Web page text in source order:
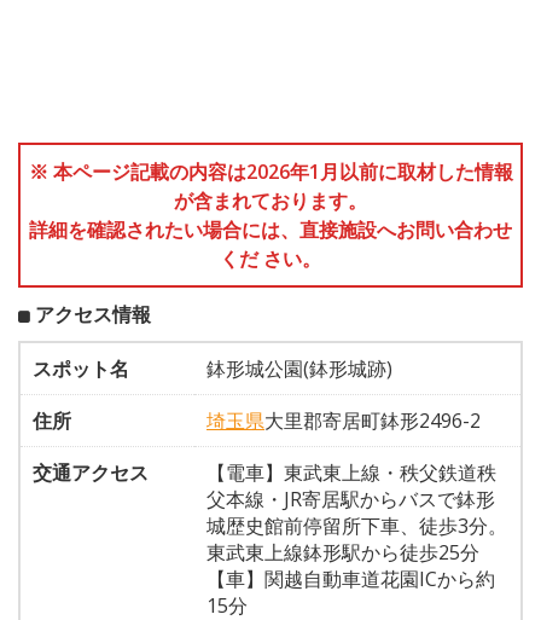
※ 本ページ記載の内容は2026年1月以前に取材した情報
が含まれております。
詳細を確認されたい場合には、直接施設へお問い合わせ
くだ さい。
アクセス情報
スポット名
鉢形城公園(鉢形城跡)
住所
埼玉県大里郡寄居町鉢形2496-2
交通アクセス
【電車】東武東上線・秩父鉄道秩
父本線・JR寄居駅からバスで鉢形
城歴史館前停留所下車、徒歩3分。
東武東上線鉢形駅から徒歩25分
【車】関越自動車道花園ICから約
15分